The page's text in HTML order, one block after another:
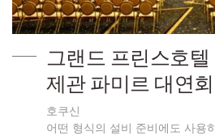
그랜드 프린스호
제관 파미르 대연회
호쿠신
어떤 형식의 설비 준비에도 사용